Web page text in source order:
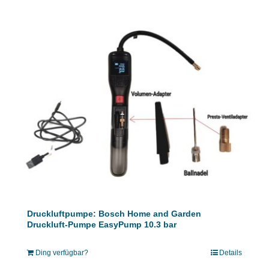
Druckluftpumpe: Bosch Home and Garden
Druckluft-Pumpe EasyPump 10.3 bar
Ding verfügbar? Details